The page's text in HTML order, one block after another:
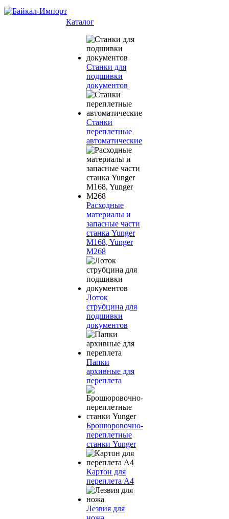
Каталог
Станки для
подшивки
документов
Станки
переплетные
автоматические
Расходные
материалы и
запасные части
станка Yunger
M168, Yunger
M268
Лоток
струбцина для
подшивки
документов
Папки
архивные для
переплета
Брошюровочно-
переплетные
станки Yunger
Картон для
переплета А4
Лезвия для